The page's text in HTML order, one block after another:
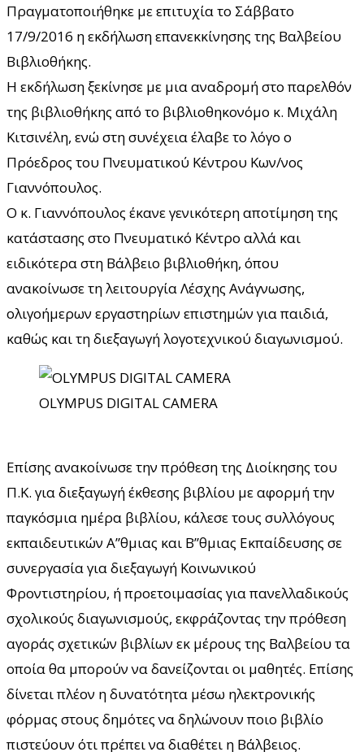
Πραγματοποιήθηκε με επιτυχία το Σάββατο
17/9/2016 η εκδήλωση επανεκκίνησης της Βαλβείου
Βιβλιοθήκης.
Η εκδήλωση ξεκίνησε με μια αναδρομή στο παρελθόν
της βιβλιοθήκης από το βιβλιοθηκονόμο κ. Μιχάλη
Κιτσινέλη, ενώ στη συνέχεια έλαβε το λόγο ο
Πρόεδρος του Πνευματικού Κέντρου Κων/νος
Γιαννόπουλος.
Ο κ. Γιαννόπουλος έκανε γενικότερη αποτίμηση της
κατάστασης στο Πνευματικό Κέντρο αλλά και
ειδικότερα στη Βάλβειο βιβλιοθήκη, όπου
ανακοίνωσε τη λειτουργία Λέσχης Ανάγνωσης,
ολιγοήμερων εργαστηρίων επιστημών για παιδιά,
καθώς και τη διεξαγωγή λογοτεχνικού διαγωνισμού.
OLYMPUS DIGITAL CAMERA
Επίσης ανακοίνωσε την πρόθεση της Διοίκησης του
Π.Κ. για διεξαγωγή έκθεσης βιβλίου με αφορμή την
παγκόσμια ημέρα βιβλίου, κάλεσε τους συλλόγους
εκπαιδευτικών Α”θμιας και Β”θμιας Εκπαίδευσης σε
συνεργασία για διεξαγωγή Κοινωνικού
Φροντιστηρίου, ή προετοιμασίας για πανελλαδικούς
σχολικούς διαγωνισμούς, εκφράζοντας την πρόθεση
αγοράς σχετικών βιβλίων εκ μέρους της Βαλβείου τα
οποία θα μπορούν να δανείζονται οι μαθητές. Επίσης
δίνεται πλέον η δυνατότητα μέσω ηλεκτρονικής
φόρμας στους δημότες να δηλώνουν ποιο βιβλίο
πιστεύουν ότι πρέπει να διαθέτει η Βάλβειος.